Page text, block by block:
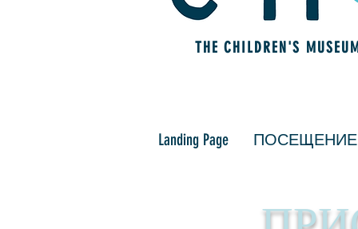
THE CHILDREN'S
Landing Page ПОСЕЩЕНИЕ